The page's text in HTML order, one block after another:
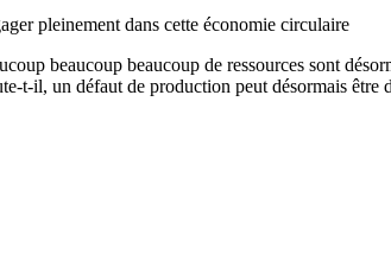
pleinement dans cette économie circulaire
beaucoup beaucoup de ressources sont
il, un défaut de production peut désormais être